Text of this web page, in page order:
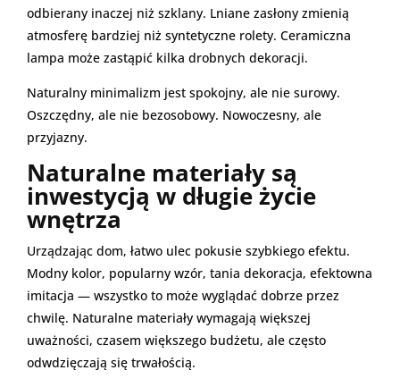
odbierany inaczej niż szklany. Lniane zasłony zmienią
atmosferę bardziej niż syntetyczne rolety. Ceramiczna
lampa może zastąpić kilka drobnych dekoracji.
Naturalny minimalizm jest spokojny, ale nie surowy.
Oszczędny, ale nie bezosobowy. Nowoczesny, ale
przyjazny.
Naturalne materiały są
inwestycją w długie życie
wnętrza
Urządzając dom, łatwo ulec pokusie szybkiego efektu.
Modny kolor, popularny wzór, tania dekoracja, efektowna
imitacja — wszystko to może wyglądać dobrze przez
chwilę. Naturalne materiały wymagają większej
uważności, czasem większego budżetu, ale często
odwdzięczają się trwałością.